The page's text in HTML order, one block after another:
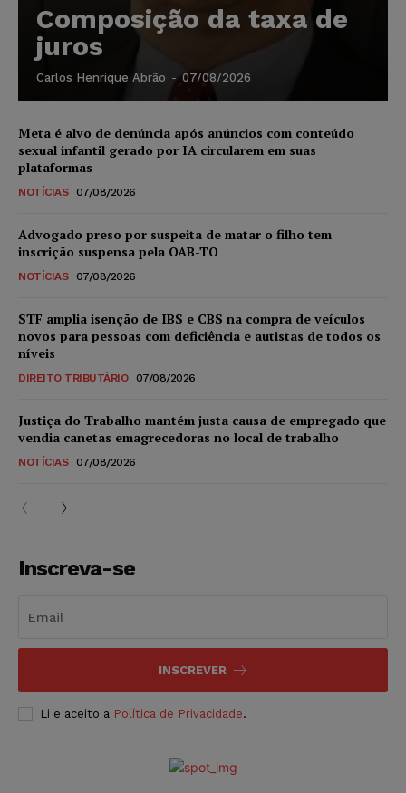
Composição da taxa de
juros
Carlos Henrique Abrão - 07/08/2026
Meta é alvo de denúncia após anúncios com conteúdo
sexual infantil gerado por IA circularem em suas
plataformas
NOTÍCIAS 07/08/2026
Advogado preso por suspeita de matar o filho tem
inscrição suspensa pela OAB-TO
NOTÍCIAS 07/08/2026
STF amplia isenção de IBS e CBS na compra de veículos
novos para pessoas com deficiência e autistas de todos os
níveis
DIREITO TRIBUTÁRIO 07/08/2026
Justiça do Trabalho mantém justa causa de empregado que
vendia canetas emagrecedoras no local de trabalho
NOTÍCIAS 07/08/2026
Inscreva-se
INSCREVER
Li e aceito a Política de Privacidade.